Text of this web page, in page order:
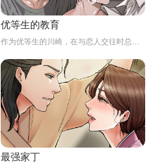
优等生的教育
最强家丁